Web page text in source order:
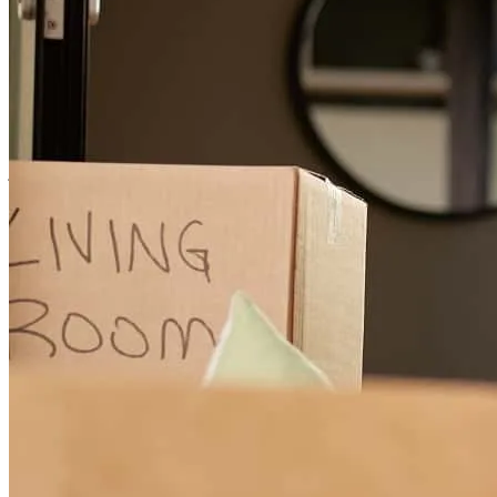
David is great. So approachable and was able to explain to us
everything in great detail. We will definitely continue working with
,FL Revisar el24 de abril de 2024
David has received a 5.0 star rating from Kizzy G.